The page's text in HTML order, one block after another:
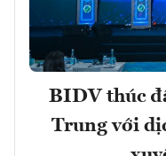
BIDV thúc
Trung với